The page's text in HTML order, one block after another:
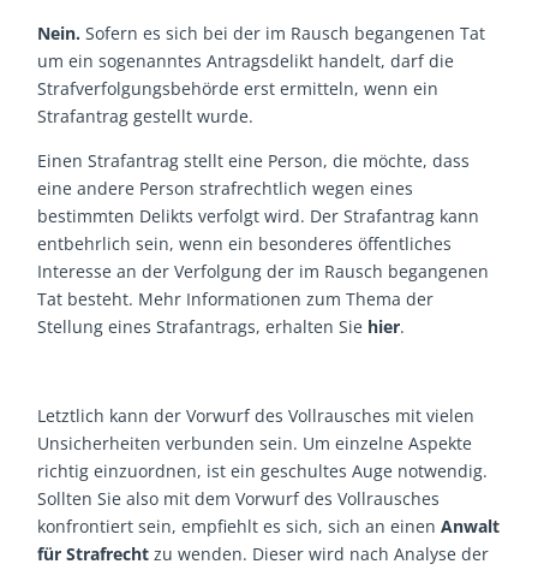
Nein.Sofern es sich bei der im Rausch begangenen Tat
um ein sogenanntes Antragsdelikt handelt, darf die
Strafverfolgungsbehörde erst ermitteln, wenn ein
Strafantrag gestellt wurde.
Einen Strafantrag stellt eine Person, die möchte, dass
eine andere Person strafrechtlich wegen eines
bestimmten Delikts verfolgt wird. Der Strafantrag kann
entbehrlich sein, wenn ein besonderes öffentliches
Interesse an der Verfolgung der im Rausch begangenen
Tat besteht. Mehr Informationen zum Thema der
Stellung eines Strafantrags, erhalten Sie hier.
Letztlich kann der Vorwurf des Vollrausches mit vielen
Unsicherheiten verbunden sein. Um einzelne Aspekte
richtig einzuordnen, ist ein geschultes Auge notwendig.
Sollten Sie also mit dem Vorwurf des Vollrausches
konfrontiert sein, empfiehlt es sich, sich an einenAnwalt
für Strafrecht zu wenden. Dieser wird nach Analyse der